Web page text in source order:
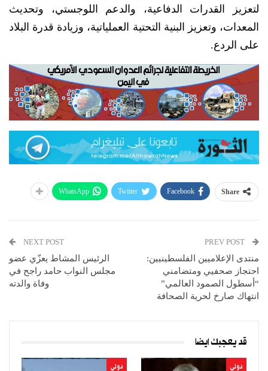
لتعزيز القدرات الدفاعية، والدعم اللوجستي، وتحديث
المعدات، وتعزيز البنية التحتية العملياتية، وزيادة قدرة البلاد
على الردع.
Share
Facebook
Twitter
WhatsApp
منتدى الإعلاميين الفلسطينيين:
احتجاز صحفيي ومتضامني
“أسطول الصمود العالمي”
انتهاك صارخ لحرية الصحافة
NEXT POST
الرئيس المشاط يعزّي عضو
مجلس النواب حامد راجح في
وفاة والدته
قد يعجبك ايضا
دولي دولي